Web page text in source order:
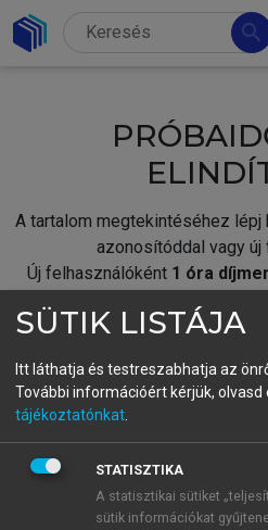
search
A tartalom megtekintéséhez lépj
azonosítóddal vagy új
Új felhasználóként 1 óra
fiókoddal,vagy
A regisztráció után a
BELÉPÉS SAJÁT
SÜTIK LISTÁJA
Itt láthatja és testreszabhatja az
További információért kérjük, olvasd
tájékoztatónkat
STATISZTIKA
A statisztikai sütiket
sütik információkat